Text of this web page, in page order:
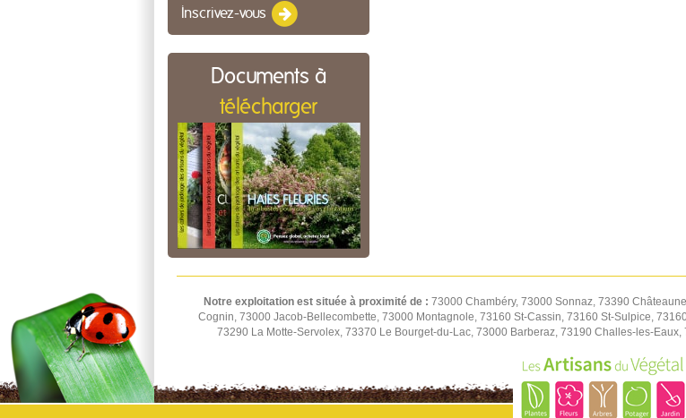
Inscrivez-vous
Documents à
télécharger
Notre exploitation est située à proximité de : 73000 Chambéry, 73000 Sonnaz, 73390
Cognin, 73000 Jacob-Bellecombette, 73000 Montagnole, 73160 St-Cassin, 73160 St-Sulpice,
73290 La Motte-Servolex, 73370 Le Bourget-du-Lac, 73000 Barberaz, 73190 Challes-les-